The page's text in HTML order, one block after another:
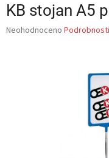
KB stojan A5
Průměrné
Neohodnoceno